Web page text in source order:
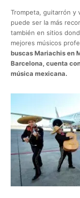
Trompeta, guitarrón y
puede ser la más
también en sitios
mejores músicos
buscas Mariachis en
Barcelona, cuenta
música mexicana.